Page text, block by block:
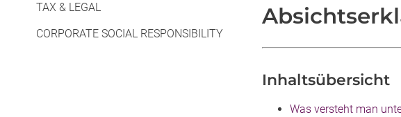
TAX & LEGAL
CORPORATE SOCIAL RESPONSIBILITY
Inhaltsübersicht
Was versteht man